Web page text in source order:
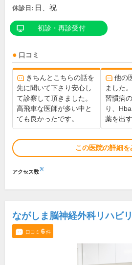
休診日: 日、祝
初診・再診受付
口コミ
きちんとこちらの話を
先に聞いて下さり安心し
て診察して頂きました。
高飛車な医師が多い中と
ても良かったです。
他の
ました
習慣病
り、
薬を出す
この医院の詳細を
アクセス数※
ながしま脳神経外科リハビ
口コミ 6件